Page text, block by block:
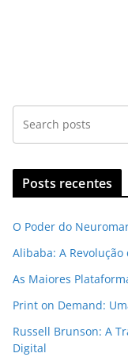
Posts recentes
O Poder do
Alibaba: A Revolução
As Maiores
Print on Demand:
Russell Brunson: A
Digital